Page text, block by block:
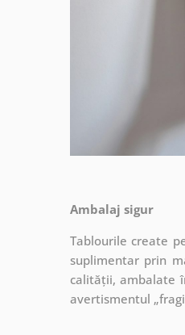
Ambalaj sigur
Tablourile create
suplimentar prin
calității, ambalate
avertismentul